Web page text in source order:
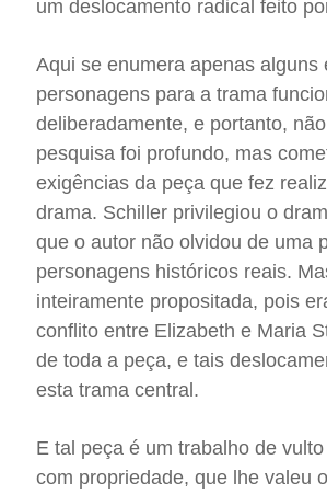
um deslocamento radical feito
Aqui se enumera apenas
personagens para a trama
deliberadamente, e portanto,
pesquisa foi profundo, mas
exigências da peça que fez
drama. Schiller privilegiou o
que o autor não olvidou de uma
personagens históricos reais.
inteiramente propositada, pois
conflito entre Elizabeth e Maria
de toda a peça, e tais
esta trama central.
E tal peça é um trabalho de
com propriedade, que lhe valeu